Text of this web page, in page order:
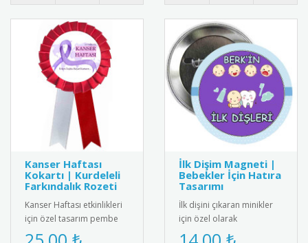
Kanser Haftası
Kokartı | Kurdeleli
Farkındalık Rozeti
Kanser Haftası etkinlikleri
için özel tasarım pembe
kurdeleli kokart. Yüksek
İlk Dişim Magneti |
Bebekler İçin Hatıra
Tasarımı
İlk dişini çıkaran minikler
için özel olarak
tasarlanmış bebek